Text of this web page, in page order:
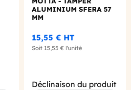
ALUMINIUM SFERA 57
MM
15,55 € HT
Soit 15,55 € l'unité
Déclinaison du produit